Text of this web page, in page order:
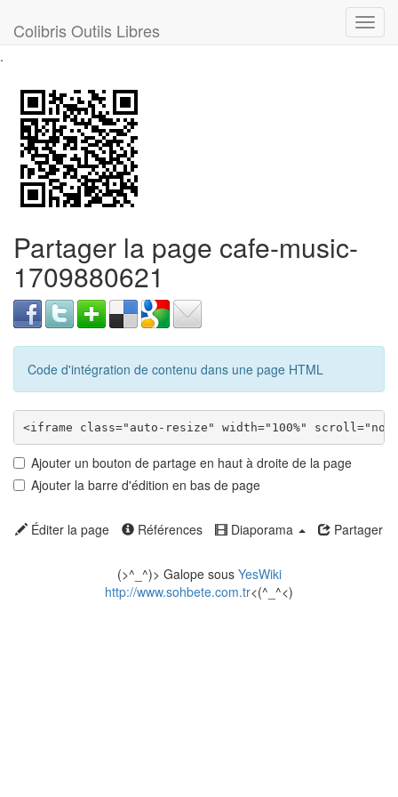
Colibris Outils Libres
.
Partager la page cafe-music-
1709880621
Code d'intégration de contenu dans une page HTML
Ajouter un bouton de partage en haut à droite de la page
Ajouter la barre d'édition en bas de page
Éditer la page Références Diaporama Partager
(>^_^)> Galope sous YesWiki
http://www.sohbete.com.tr<(^_^<)